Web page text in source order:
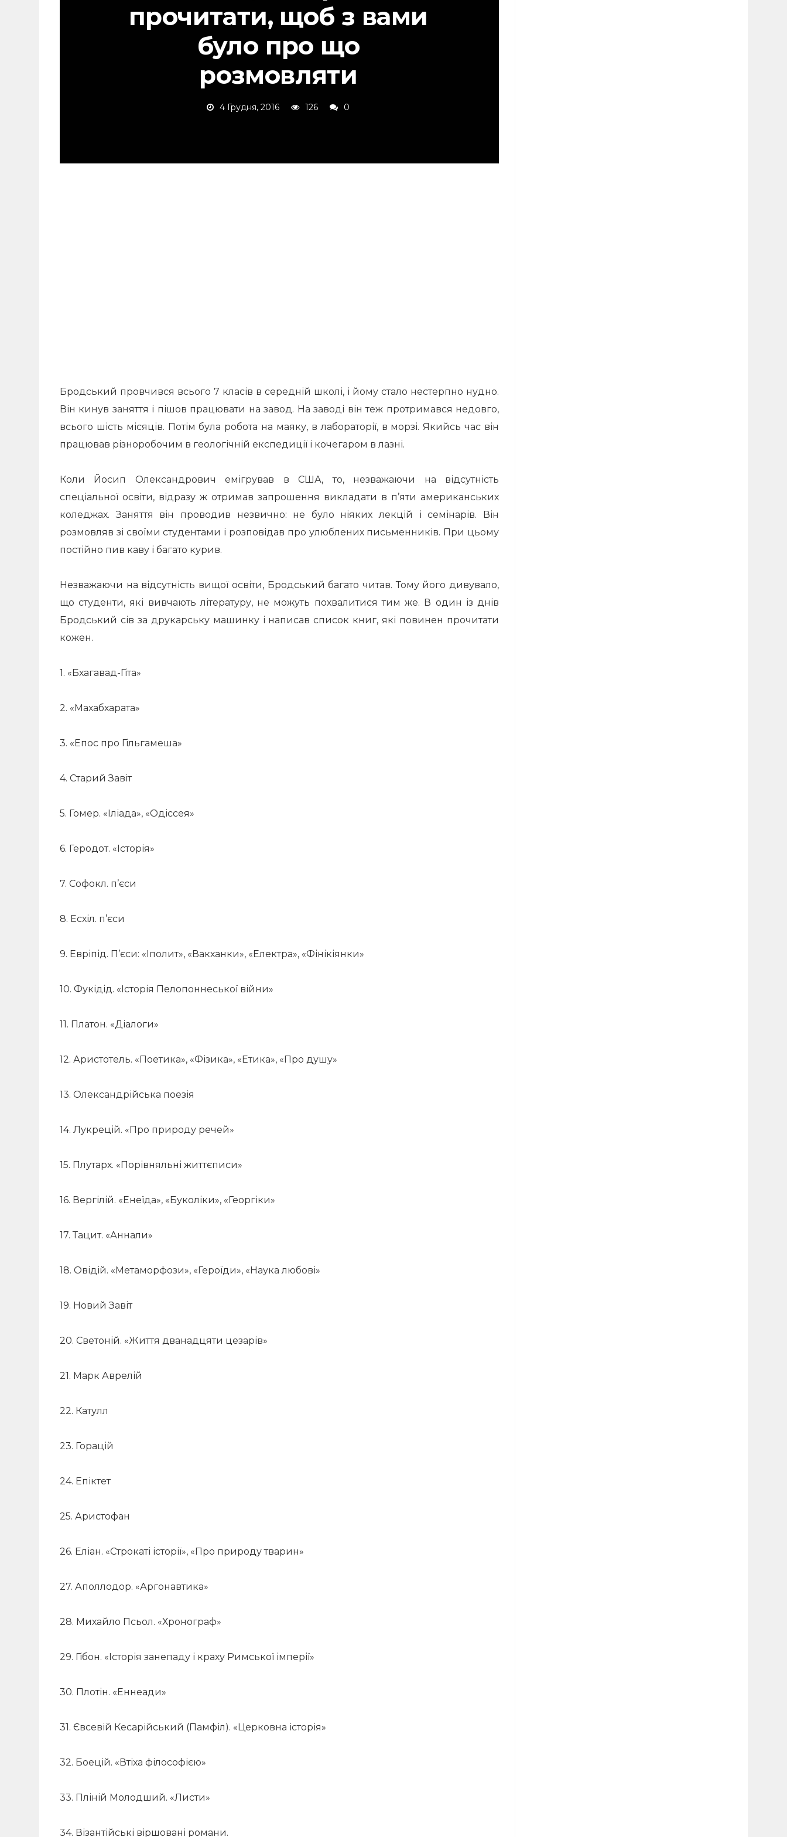
прочитати, щоб з вами
було про що
розмовляти
4 Грудня, 2016 126 0
Бродський провчився всього 7 класів в середній школі, і йому стало нестерпно нудно.
Він кинув заняття і пішов працювати на завод. На заводі він теж протримався недовго,
всього шість місяців. Потім була робота на маяку, в лабораторії, в морзі. Якийсь час він
працював різноробочим в геологічній експедиції і кочегаром в лазні.
Коли Йосип Олександрович емігрував в США, то, незважаючи на відсутність
спеціальної освіти, відразу ж отримав запрошення викладати в п’яти американських
коледжах. Заняття він проводив незвично: не було ніяких лекцій і семінарів. Він
розмовляв зі своїми студентами і розповідав про улюблених письменників. При цьому
постійно пив каву і багато курив.
Незважаючи на відсутність вищої освіти, Бродський багато читав. Тому його дивувало,
що студенти, які вивчають літературу, не можуть похвалитися тим же. В один із днів
Бродський сів за друкарську машинку і написав список книг, які повинен прочитати
кожен.
1. «Бхагавад-Гіта»
2. «Махабхарата»
3. «Епос про Гільгамеша»
4. Старий Завіт
5. Гомер. «Іліада», «Одіссея»
6. Геродот. «Історія»
7. Софокл. п’єси
8. Есхіл. п’єси
9. Евріпід. П’єси: «Іполит», «Вакханки», «Електра», «Фінікіянки»
10. Фукідід. «Історія Пелопоннеської війни»
11. Платон. «Діалоги»
12. Аристотель. «Поетика», «Фізика», «Етика», «Про душу»
13. Олександрійська поезія
14. Лукрецій. «Про природу речей»
15. Плутарх. «Порівняльні життєписи»
16. Вергілій. «Енеїда», «Буколіки», «Георгіки»
17. Тацит. «Аннали»
18. Овідій. «Метаморфози», «Героїди», «Наука любові»
19. Новий Завіт
20. Светоній. «Життя дванадцяти цезарів»
21. Марк Аврелій
22. Катулл
23. Горацій
24. Епіктет
25. Аристофан
26. Еліан. «Строкаті історії», «Про природу тварин»
27. Аполлодор. «Аргонавтика»
28. Михайло Псьол. «Хронограф»
29. Гібон. «Історія занепаду і краху Римської імперії»
30. Плотін. «Еннеади»
31. Євсевій Кесарійський (Памфіл). «Церковна історія»
32. Боецій. «Втіха філософією»
33. Пліній Молодший. «Листи»
34. Візантійські віршовані романи.